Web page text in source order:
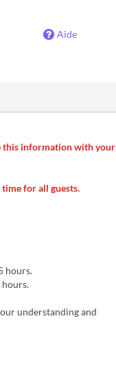
Aide
this information with your
for all guests.
hours.
hours.
understanding and